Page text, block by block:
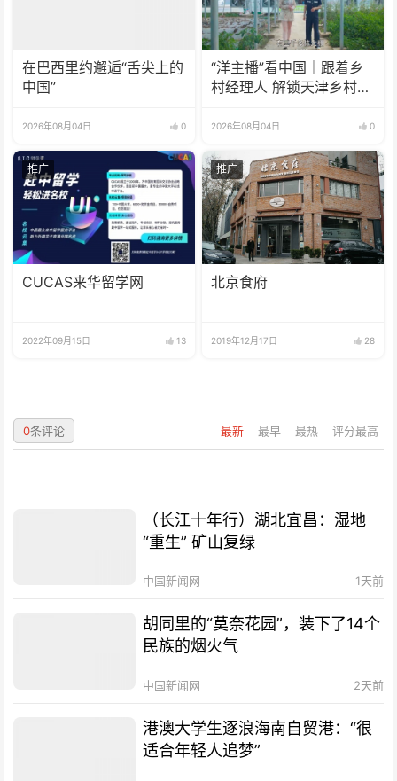
在巴西里约邂逅“舌尖上的
中国”
2026年08月04日 0
“洋主播”看中国｜跟着乡
村经理人 解锁天津乡村振
2026年08月04日 0
推广
CUCAS来华留学网
2022年09月15日 13
推广
北京食府
2019年12月17日 28
最新 最早 最热 评分最高
0条评论
（长江十年行）湖北宜昌：湿地
“重生” 矿山复绿
中国新闻网 1天前
胡同里的“莫奈花园”，装下了14个
民族的烟火气
中国新闻网 2天前
港澳大学生逐浪海南自贸港：“很
适合年轻人追梦”